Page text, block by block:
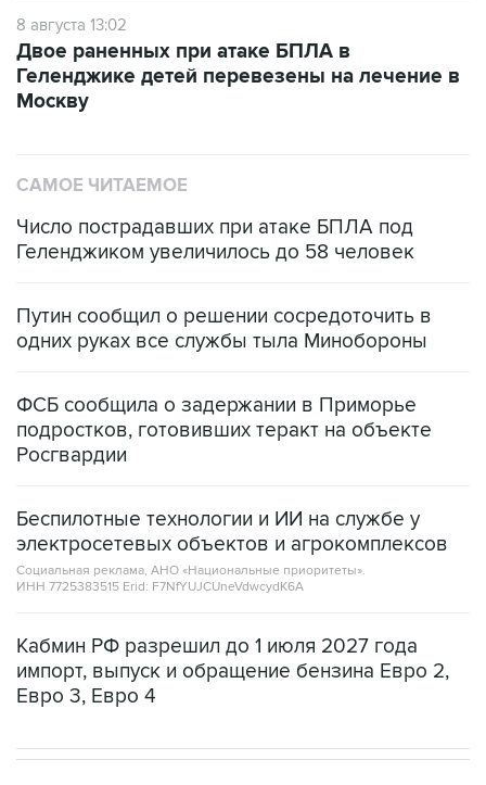
8 августа 13:02
Двое раненных при атаке БПЛА в
Геленджике детей перевезены на лечение в
Москву
САМОЕ ЧИТАЕМОЕ
Число пострадавших при атаке БПЛА под
Геленджиком увеличилось до 58 человек
Путин сообщил о решении сосредоточить в
одних руках все службы тыла Минобороны
ФСБ сообщила о задержании в Приморье
подростков, готовивших теракт на объекте
Росгвардии
Беспилотные технологии и ИИ на службе у
электросетевых объектов и агрокомплексов
Социальная реклама, АНО «Национальные приоритеты».
ИНН 7725383515 Erid: F7NfYUJCUneVdwcydK6A
Кабмин РФ разрешил до 1 июля 2027 года
импорт, выпуск и обращение бензина Евро 2,
Евро 3, Евро 4